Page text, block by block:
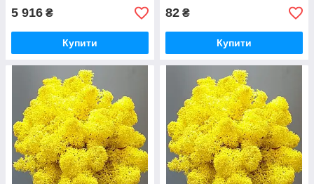
5 916 ₴
Купити
82 ₴
Купити